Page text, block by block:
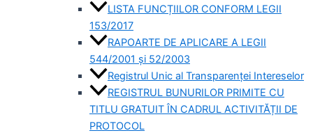
LISTA FUNCȚIILOR CONFORM LEGII
153/2017
RAPOARTE DE APLICARE A LEGII
544/2001 și 52/2003
Registrul Unic al Transparenței Intereselor
REGISTRUL BUNURILOR PRIMITE CU
TITLU GRATUIT ÎN CADRUL ACTIVITĂȚII DE
PROTOCOL